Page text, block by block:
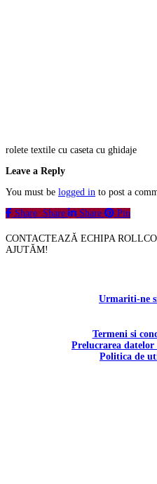
rolete textile cu caseta cu ghidaje
Leave a Reply
You must be logged in to post a
Share Share Share Pin
CONTACTEAZĂ ECHIPA
AJUTĂM!
Urmariti-ne
Termeni si
Prelucrarea datelor
Politica de